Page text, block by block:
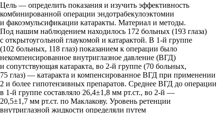
Цель — определить показания и изучить эффективность
комбинированной операции эндотрабекулоэктомии
и факоэмульсификации катаракты. Материал и методы.
Под нашим наблюдением находилось 172 больных (193 глаза)
с открытоугольной глаукомой и катарактой. В 1-й группе
(102 больных, 118 глаз) показанием к операции было
некомпенсированное внутриглазное давление (ВГД)
и сопутствующая катаракта, во 2-й группе (70 больных,
75 глаз) — катаракта и компенсированное ВГД при применении
2 и более гипотензивных препаратов. Среднее ВГД до операции
в 1-й группе составляло 26,4±1,8 мм рт.ст., во 2-й —
20,5±1,7 мм рт.ст. по Маклакову. Уровень ретенции
внутриглазной жидкости определяли путем